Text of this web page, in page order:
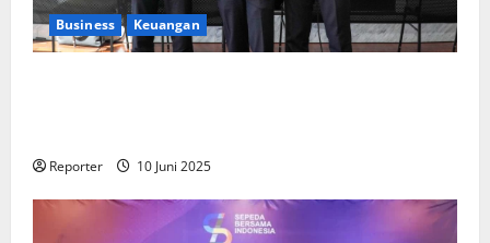
Business Keuangan
Reporter 10 Juni 2025